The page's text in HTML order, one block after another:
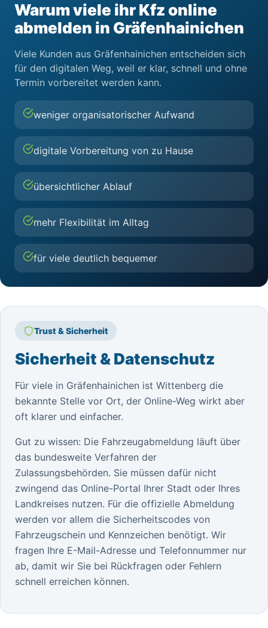
Warum viele ihr Kfz online
abmelden in Gräfenhainichen
Viele Kunden aus Gräfenhainichen entscheiden sich
für den digitalen Weg, weil er klar, schnell und ohne
Termin vorbereitet werden kann.
weniger organisatorischer Aufwand
digitale Vorbereitung von zu Hause
übersichtlicher Ablauf
mehr Flexibilität im Alltag
für viele deutlich bequemer
Trust & Sicherheit
Sicherheit & Datenschutz
Für viele in Gräfenhainichen ist Wittenberg die
bekannte Stelle vor Ort, der Online-Weg wirkt aber
oft klarer und einfacher.
Gut zu wissen: Die Fahrzeugabmeldung läuft über
das bundesweite Verfahren der
Zulassungsbehörden. Sie müssen dafür nicht
zwingend das Online-Portal Ihrer Stadt oder Ihres
Landkreises nutzen. Für die offizielle Abmeldung
werden vor allem die Sicherheitscodes von
Fahrzeugschein und Kennzeichen benötigt. Wir
fragen Ihre E-Mail-Adresse und Telefonnummer nur
ab, damit wir Sie bei Rückfragen oder Fehlern
schnell erreichen können.